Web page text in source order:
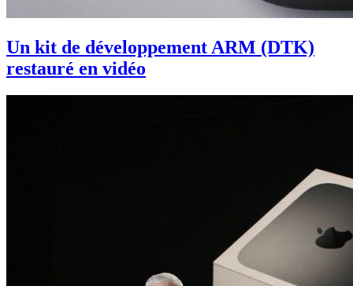
Un kit de développement ARM (DTK)
restauré en vidéo